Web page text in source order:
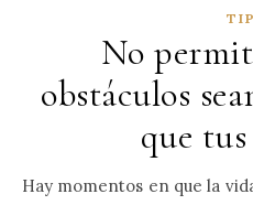
No
obstáculos
que tus
Hay momentos en que la vida se siente como una cuesta